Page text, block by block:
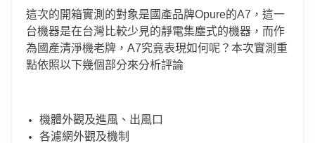
這次的開箱實測的對象是國產品牌Opure的A7，這一
台機器是在台灣比較少見的靜電集塵式的機器，而作
為國產清淨機老牌，A7究竟表現如何呢？本次實測重
點依照以下幾個部分來分析評論
機體外觀及進風、出風口
各濾網外觀及機制